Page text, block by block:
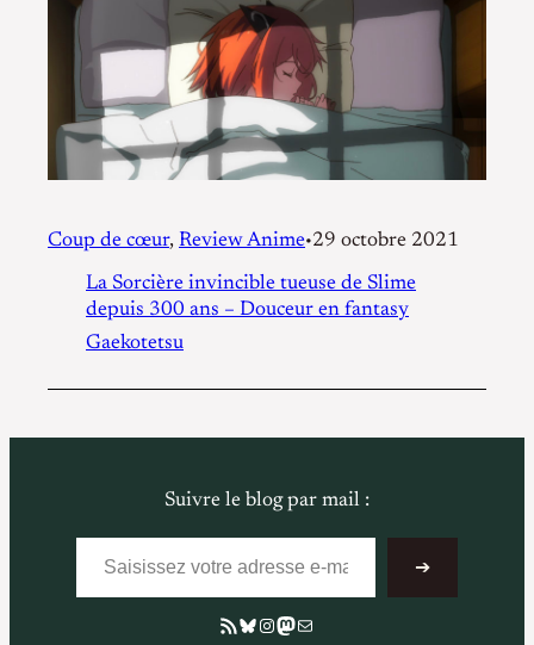
Coup de cœur, Review Anime•29 octobre 2021
La Sorcière invincible tueuse de Slime
depuis 300 ans – Douceur en fantasy
Gaekotetsu
Suivre le blog par mail :
Saisissez votre adresse e-mail…
➔
Flux RSSBluesky
Instagram
Mastodon
E-mail